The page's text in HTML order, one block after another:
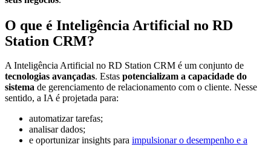
O que é Inteligência Artificial no RD
Station CRM?
A Inteligência Artificial no RD Station CRM é um conjunto de
tecnologias avançadas. Estas potencializam a capacidade do
sistema de gerenciamento de relacionamento com o cliente. Nesse
sentido, a IA é projetada para:
automatizar tarefas;
analisar dados;
e oportunizar insights para impulsionar o desempenho e a